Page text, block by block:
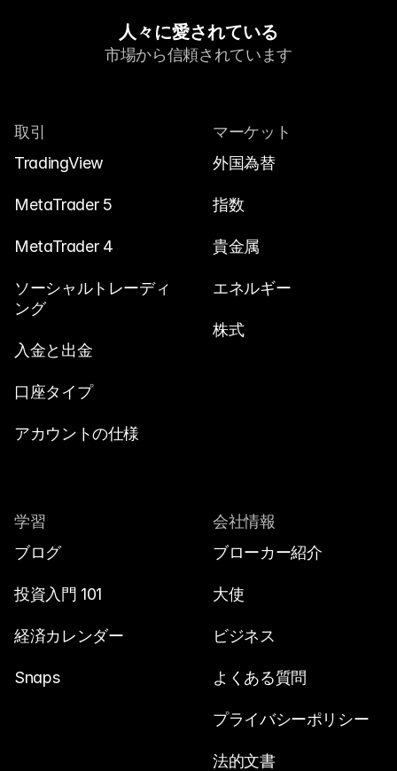
人々に愛されている
市場から信頼されています
取引
TradingView
MetaTrader 5
MetaTrader 4
ソーシャルトレーディ
ング
入金と出金
口座タイプ
アカウントの仕様
マーケット
外国為替
指数
貴金属
エネルギー
株式
学習
ブログ
投資入門 101
経済カレンダー
Snaps
会社情報
ブローカー紹介
大使
ビジネス
よくある質問
プライバシーポリシー
法的文書